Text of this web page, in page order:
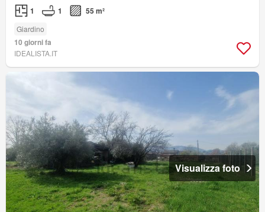
1 1 55 m²
Giardino
10 giorni fa
IDEALISTA.IT
Visualizza foto